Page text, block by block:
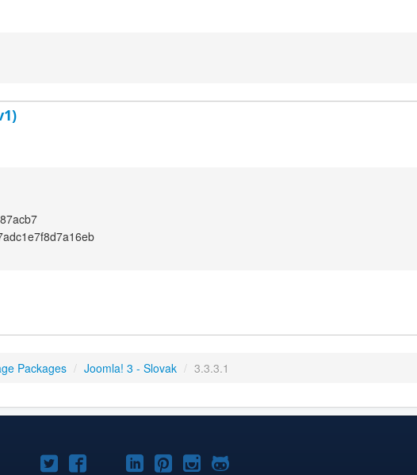
Packages / Joomla! 3 - Slovak / 3.3.3.1
Joomla!Joomla!Joomla!
Joomla!Joomla!
Joomla!Joomla!